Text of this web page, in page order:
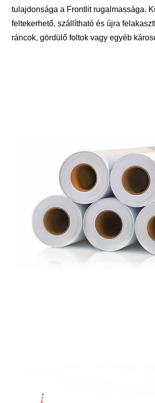
tulajdonsága a Frontlit rugalmassága.
feltekerhető, szállítható és újra
ráncok, gördülő foltok vagy egyéb